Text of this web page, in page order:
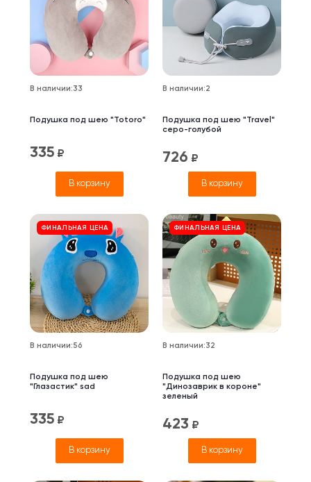
В наличии:33
Подушка под шею "Totoro"
335 ₽
В корзину
В наличии:2
Подушка под шею "Travel"
серо-голубой
726 ₽
В корзину
ФИНАЛЬНАЯ ЦЕНА
В наличии:56
Подушка под шею
"Глазастик" sad
335 ₽
В корзину
ФИНАЛЬНАЯ ЦЕНА
В наличии:32
Подушка под шею
"Динозаврик в короне"
зеленый
423 ₽
В корзину